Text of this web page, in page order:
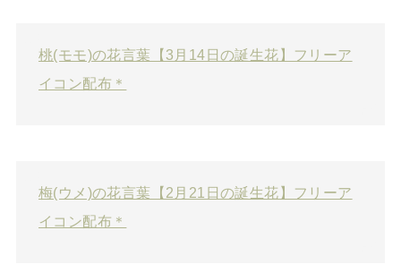
桃(モモ)の花言葉【3月14日の誕生花】フリーア
イコン配布＊
梅(ウメ)の花言葉【2月21日の誕生花】フリーア
イコン配布＊